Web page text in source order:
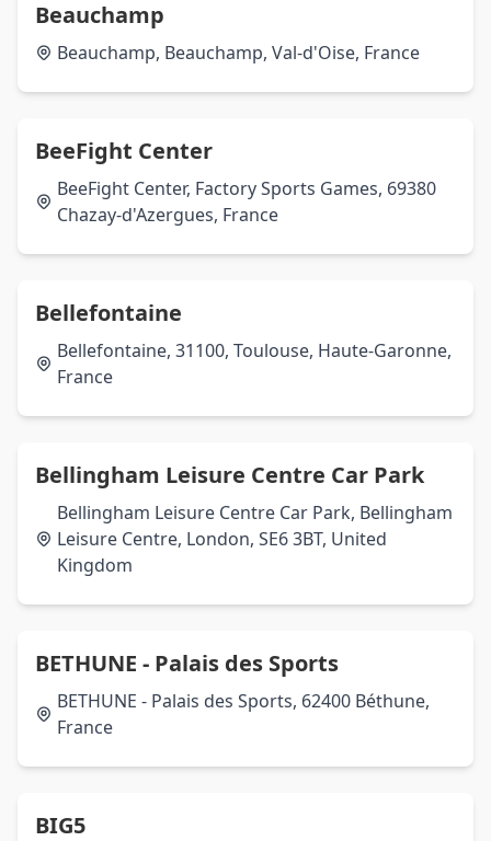
Beauchamp
Beauchamp, Beauchamp, Val-d'Oise, France
BeeFight Center
BeeFight Center, Factory Sports Games, 69380
Chazay-d'Azergues, France
Bellefontaine
Bellefontaine, 31100, Toulouse, Haute-Garonne,
France
Bellingham Leisure Centre Car Park
Bellingham Leisure Centre Car Park, Bellingham
Leisure Centre, London, SE6 3BT, United
Kingdom
BETHUNE - Palais des Sports
BETHUNE - Palais des Sports, 62400 Béthune,
France
BIG5